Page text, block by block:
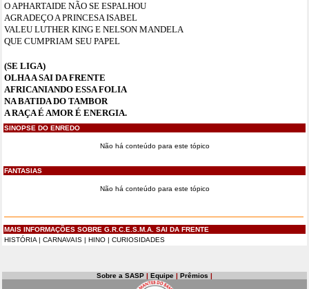
O APHARTAIDE NÃO SE ESPALHOU
AGRADEÇO A PRINCESA ISABEL
VALEU LUTHER KING E NELSON MANDELA
QUE CUMPRIAM SEU PAPEL
(SE LIGA)
OLHA A SAI DA FRENTE
AFRICANIANDO ESSA FOLIA
NA BATIDA DO TAMBOR
A RAÇA É AMOR É ENERGIA.
SINOPSE DO ENREDO
Não há conteúdo para este tópico
FANTASIAS
Não há conteúdo para este tópico
MAIS INFORMAÇÕES SOBRE G.R.C.E.S.M.A. SAI DA FRENTE
HISTÓRIA | CARNAVAIS | HINO | CURIOSIDADES
Sobre a SASP | Equipe | Prêmios |